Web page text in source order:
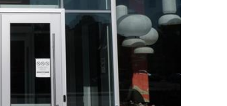
RECETTES
BOUTIQUE
CHRONIQUES
1877-427-6664